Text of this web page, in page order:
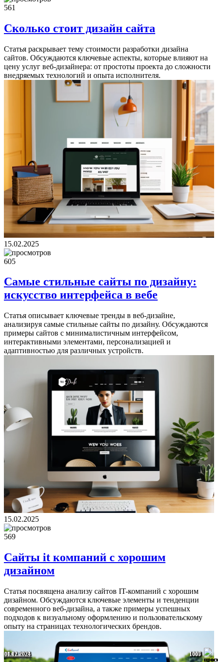
561
Сколько стоит дизайн сайта
Статья раскрывает тему стоимости разработки дизайна
сайтов. Обсуждаются ключевые аспекты, которые влияют на
цену услуг веб-дизайнера: от простоты проекта до сложности
внедряемых технологий и опыта исполнителя.
15.02.2025
605
Самые стильные сайты по дизайну:
искусство интерфейса в вебе
Статья описывает ключевые тренды в веб-дизайне,
анализируя самые стильные сайты по дизайну. Обсуждаются
примеры сайтов с минималистичным интерфейсом,
интерактивными элементами, персонализацией и
адаптивностью для различных устройств.
15.02.2025
569
Сайты it компаний с хорошим
дизайном
Статья посвящена анализу сайтов IT-компаний с хорошим
дизайном. Обсуждаются ключевые элементы и тенденции
современного веб-дизайна, а также примеры успешных
подходов к визуальному оформлению и пользовательскому
опыту на страницах технологических брендов.
1762
29.01.2025 1749
14.12.2024 1616
29.01.2025 1056
08.12.2024 1007
01.12.2024